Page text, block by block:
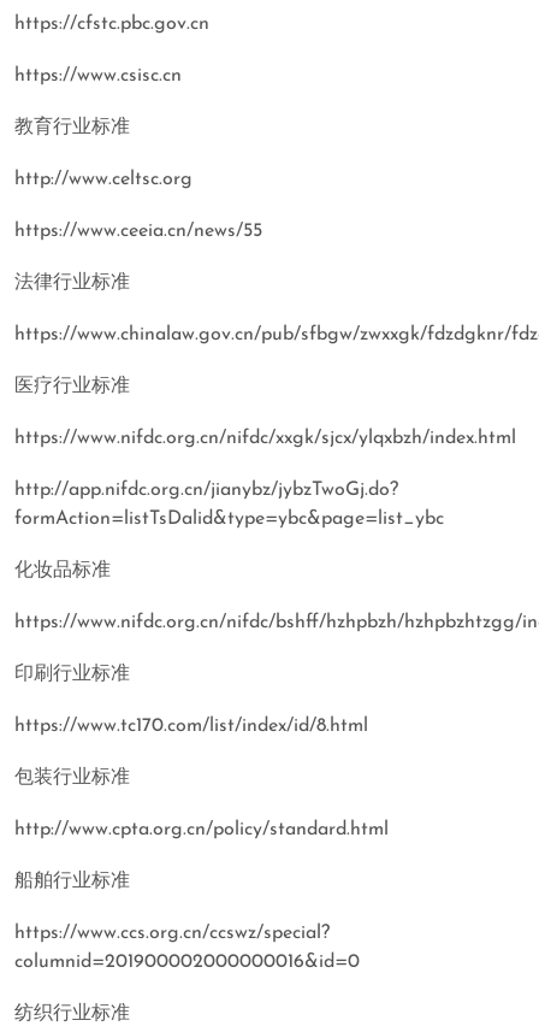
https://cfstc.pbc.gov.cn
https://www.csisc.cn
教育行业标准
http://www.celtsc.org
https://www.ceeia.cn/news/55
法律行业标准
https://www.chinalaw.gov.cn/pub/sfbgw/zwxxgk/fdzdgknr/
医疗行业标准
https://www.nifdc.org.cn/nifdc/xxgk/sjcx/ylqxbzh/index.html
http://app.nifdc.org.cn/jianybz/jybzTwoGj.do?
formAction=listTsDalid&type=ybc&page=list_ybc
化妆品标准
https://www.nifdc.org.cn/nifdc/bshff/hzhpbzh/hzhpbzhtzgg/
印刷行业标准
https://www.tc170.com/list/index/id/8.html
包装行业标准
http://www.cpta.org.cn/policy/standard.html
船舶行业标准
https://www.ccs.org.cn/ccswz/special?
columnid=201900002000000016&id=0
纺织行业标准